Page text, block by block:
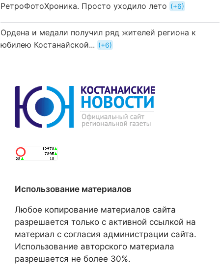
РетроФотоХроника. Просто уходило лето +6
Ордена и медали получил ряд жителей региона к
юбилею Костанайской...
+6
Использование материалов
Любое копирование материалов сайта
разрешается только с активной ссылкой на
материал с согласия администрации сайта.
Использование авторского материала
разрешается не более 30%.